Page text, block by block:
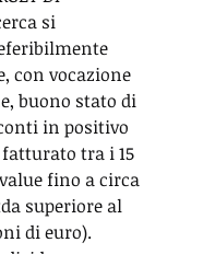
si
con vocazione
buono stato di
in positivo
tra i 15
fino a circa
superiore al
di euro).